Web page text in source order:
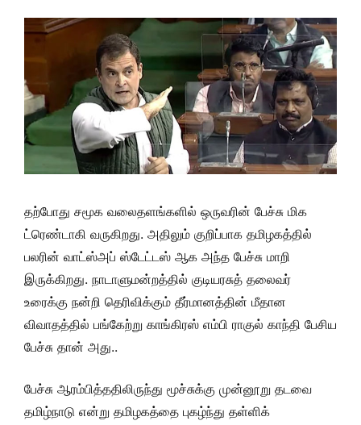
தற்போது சமூக வலைதளங்களில் ஒருவரின் பேச்சு மிக
ட்ரெண்டாகி வருகிறது. அதிலும் குறிப்பாக தமிழகத்தில்
பலரின் வாட்ஸ்அப் ஸ்டேட்டஸ் ஆக அந்த பேச்சு மாறி
இருக்கிறது. நாடாளுமன்றத்தில் குடியரசுத் தலைவர்
உரைக்கு நன்றி தெரிவிக்கும் தீர்மானத்தின் மீதான
விவாதத்தில் பங்கேற்று காங்கிரஸ் எம்பி ராகுல் காந்தி பேசிய
பேச்சு தான் அது..
பேச்சு ஆரம்பித்ததிலிருந்து மூச்சுக்கு முன்னூறு தடவை
தமிழ்நாடு என்று தமிழகத்தை புகழ்ந்து தள்ளிக்